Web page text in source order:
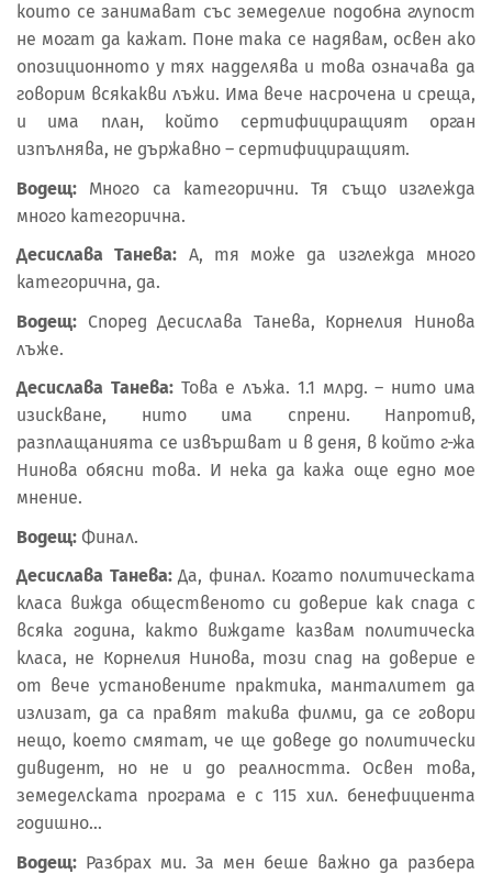
които се занимават със земеделие подобна глупост
не могат да кажат. Поне така се надявам, освен ако
опозиционното у тях надделява и това означава да
говорим всякакви лъжи. Има вече насрочена и среща,
и има план, който сертифициращият орган
изпълнява, не държавно – сертифициращият.
Водещ: Много са категорични. Тя също изглежда
много категорична.
Десислава Танева: А, тя може да изглежда много
категорична, да.
Водещ: Според Десислава Танева, Корнелия Нинова
лъже.
Десислава Танева:Това е лъжа. 1.1 млрд. – нито има
изискване, нито има спрени. Напротив,
разплащанията се извършват и в деня, в който г-жа
Нинова обясни това. И нека да кажа още едно мое
мнение.
Водещ: Финал.
Десислава Танева:Да, финал. Когато политическата
класа вижда общественото си доверие как спада с
всяка година, както виждате казвам политическа
класа, не Корнелия Нинова, този спад на доверие е
от вече установените практика, манталитет да
излизат, да са правят такива филми, да се говори
нещо, което смятат, че ще доведе до политически
дивидент, но не и до реалността. Освен това,
земеделската програма е с 115 хил. бенефициента
годишно…
Водещ: Разбрах ми. За мен беше важно да разбера